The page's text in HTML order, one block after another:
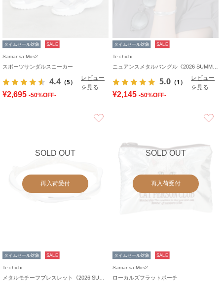
タイムセール対象 SALE
Samansa Mos2
スポーツサンダルスニーカー
4.4 （5）
レビュー
を見る
¥2,695 -50%OFF-
タイムセール対象 SALE
Te chichi
5.0 （1）
レビュー
を見る
¥2,145 -50%OFF-
SOLD OUT
再入荷受付
タイムセール対象 SALE
Te chichi
SOLD OUT
再入荷受付
タイムセール対象 SALE
Samansa Mos2
ローカルズフラットポーチ